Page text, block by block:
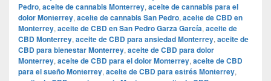
Pedro, aceite de cannabis Monterrey, aceite de cannabis para el
dolor Monterrey, aceite de cannabis San Pedro, aceite de CBD en
Monterrey, aceite de CBD en San Pedro Garza García, aceite de
CBD Monterrey, aceite de CBD para ansiedad Monterrey, aceite de
CBD para bienestar Monterrey, aceite de CBD para dolor
Monterrey, aceite de CBD para el dolor Monterrey, aceite de CBD
para el sueño Monterrey, aceite de CBD para estrés Monterrey,